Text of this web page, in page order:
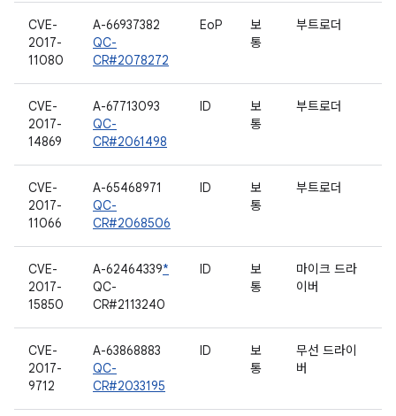
CVE-
2017-
11080
A-66937382
QC-
CR#2078272
EoP
보
통
부트로더
CVE-
2017-
14869
A-67713093
QC-
CR#2061498
ID
보
통
부트로더
CVE-
2017-
11066
A-65468971
QC-
CR#2068506
ID
보
통
부트로더
CVE-
2017-
15850
A-62464339*
QC-
CR#2113240
ID
보
통
마이크 드라
이버
CVE-
2017-
9712
A-63868883
QC-
CR#2033195
ID
보
통
무선 드라이
버